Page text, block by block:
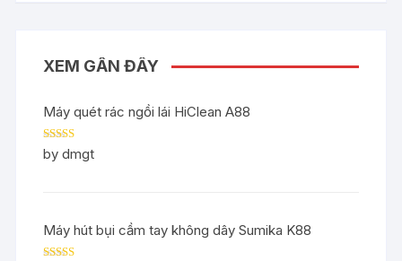
XEM GẦN ĐÂY
Máy quét rác ngồi lái HiClean A88
Rated5out
of 5
by dmgt
Máy hút bụi cầm tay không dây Sumika K88